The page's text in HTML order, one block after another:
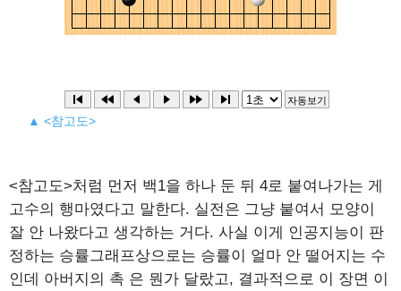
▲ <참고도>
<참고도>처럼 먼저 백1을 하나 둔 뒤 4로 붙여나가는 게
고수의 행마였다고 말한다. 실전은 그냥 붙여서 모양이
잘 안 나왔다고 생각하는 거다. 사실 이게 인공지능이 판
정하는 승률그래프상으로는 승률이 얼마 안 떨어지는 수
인데 아버지의 촉 은 뭔가 달랐고, 결과적으로 이 장면 이